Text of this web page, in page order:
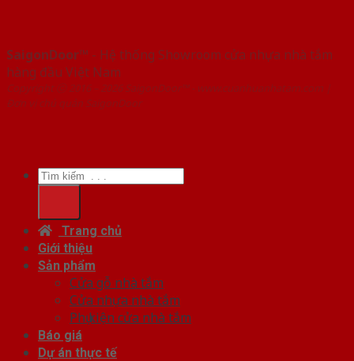
SaigonDoor™ - Hệ thống Showroom cửa nhựa nhà tắm
hàng đầu Việt Nam
Copyright ⓒ 2016 – 2026 SaigonDoor™ - www.cuanhuanhatam.com |
Đơn vị chủ quản SaigonDoor
Tìm
kiếm:
Trang chủ
Giới thiệu
Sản phẩm
Cửa gỗ nhà tắm
Cửa nhựa nhà tắm
Phụ kiện cửa nhà tắm
Báo giá
Dự án thực tế